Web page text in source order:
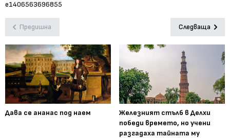
Предишна Следваща
Дава се ананас под наем
Железният стълб в Делхи
победи времето, но учени
разгадаха тайната му